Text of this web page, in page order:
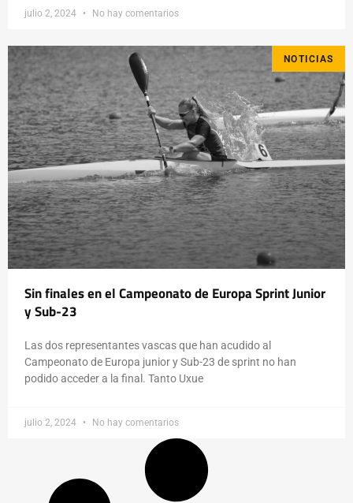
julio 2, 2024 No hay comentarios
NOTICIAS
Sin finales en el Campeonato de Europa Sprint Junior
y Sub-23
Las dos representantes vascas que han acudido al
Campeonato de Europa junior y Sub-23 de sprint no han
podido acceder a la final. Tanto Uxue
julio 2, 2024 No hay comentarios